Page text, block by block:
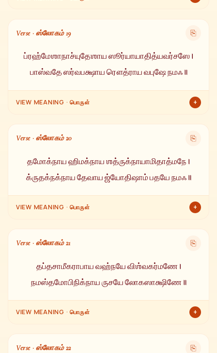
நமஸ்காரம். கமலத்தை மலரச்செய்பவருக்கும், மார்த்தாண்ட
Verse · ஸ்லோகம் 19 ⎘
ப்ரஹ்மேஶாநாச்யுதேஶாய ஸூர்யாயாதித்யவர்சஸே ।
பாஸ்வதே ஸர்வபக்ஷாய ரௌத்ராய வபுஷே நமஃ ॥
VIEW MEANING · பொருள் +
கொண்ட சூர்யராக, ஒளி வீசுபவராக, அனைத்தையும் உண்பவராக
இருப்பவருக்கு நமஸ்காரம்.
Verse · ஸ்லோகம் 20 ⎘
தமோக்நாய ஹிமக்நாய ஶத்ருக்நாயாமிதாத்மநே ।
க்ருதக்நக்நாய தேவாய ஜ்யோதிஷாம் பதயே நமஃ ॥
VIEW MEANING · பொருள் +
அழிப்பவருக்கு, அளவில்லா ஆத்மா கொண்டவருக்கு,
தலைவராகிய தேவருக்கு நமஸ்காரம்.
Verse · ஸ்லோகம் 21 ⎘
தப்தசாமீகராபாய வஹ்நயே விஶ்வகர்மணே ।
நமஸ்தமோபிநிக்நாய ருசயே லோகஸாக்ஷிணே ॥
VIEW MEANING · பொருள் +
விஶ்வத்தின் சிருஷ்டிகர்த்தாவுக்கு, இருளை முற்றிலும்
Verse · ஸ்லோகம் 22 ⎘